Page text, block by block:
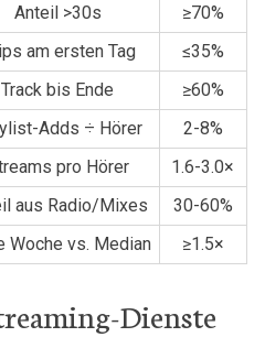
Anteil ‍>30s
≥70%
am⁤ ersten Tag
≤35%
Track bis Ende
≥60%
Adds ÷ Hörer
2-8%
pro Hörer
1.6-3.0×
aus‍ Radio/Mixes
30-60%
Woche vs. Median ≥1.5×
Dienste